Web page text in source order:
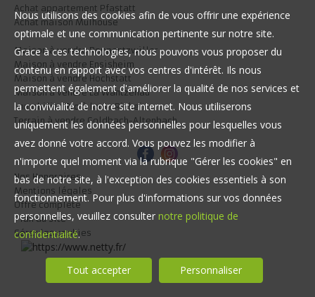
Achat appartement Pfastatt
Achat maison Mulhouse
Maison à vendre Roppentzwiller
Maison à vendre Ensisheim
Maison à vendre Hochstatt
Maison à vendre La Wantzenau
Immobilier Pro à louer Rixheim
Terrain à vendre Goldbach-Altenbach
Nos Honoraires
Mentions légales
Offre complète
Plan du site
Gérer les cookies
Nous utilisons des cookies afin de vous offrir une expérience
optimale et une communication pertinente sur notre site.
Grace à ces technologies, nous pouvons vous proposer du
contenu en rapport avec vos centres d'intérêt. Ils nous
permettent également d'améliorer la qualité de nos services et
la convivialité de notre site internet. Nous utiliserons
uniquement les données personnelles pour lesquelles vous
avez donné votre accord. Vous pouvez les modifier à
n'importe quel moment via la rubrique "Gérer les cookies" en
bas de notre site, à l'exception des cookies essentiels à son
fonctionnement. Pour plus d'informations sur vos données
personnelles, veuillez consulter notre politique de
confidentialité.
Tout accepter Personnaliser